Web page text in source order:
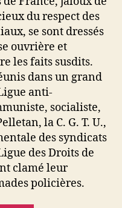
du respect des
se sont dressés
ouvrière et
les faits susdits.
dans un grand
anti-
socialiste,
la C. G. T. U.,
des syndicats
des Droits de
clamé leur
policières.